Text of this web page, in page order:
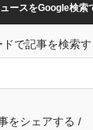
ースをGoogle検索
ドで記事を検索す
をシェアする /